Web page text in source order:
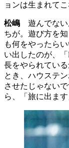
ョンは生まれて
松嶋 遊んでない
ちが。遊び方を
も何をやったら
い出したのが、
長をやられてい
とき、ハウステ
させたじゃない
ら、「旅に出ま